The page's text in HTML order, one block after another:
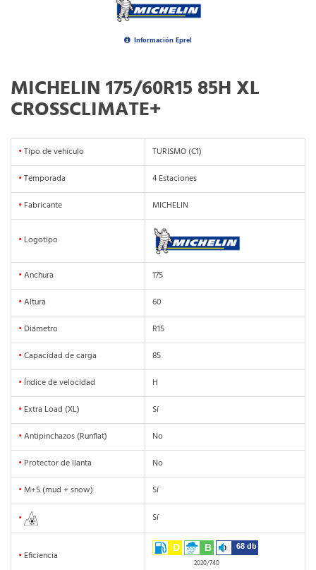
Información Eprel
MICHELIN 175/60R15 85H XL
CROSSCLIMATE+
•Tipo de vehículo
TURISMO (C1)
•Temporada
4 Estaciones
• Fabricante MICHELIN
• Logotipo
•Anchura
175
•Altura
60
• Diámetro
R15
•Capacidad de carga
85
• Índice de velocidad
H
• Extra Load (XL)
Sí
•Antipinchazos (Runflat)
No
• Protector de llanta
No
• M+S (mud + snow) Sí
• Sí
• Eficiencia
D B 68 db
2020/740